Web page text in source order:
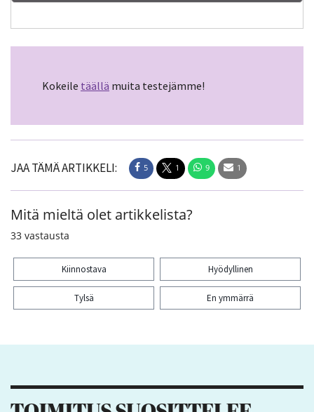
Kokeile täällä muita testejämme!
JAA TÄMÄ ARTIKKELI: 5 1 9 1
Mitä mieltä olet artikkelista?
33 vastausta
Kiinnostava Hyödyllinen
Tylsä En ymmärrä